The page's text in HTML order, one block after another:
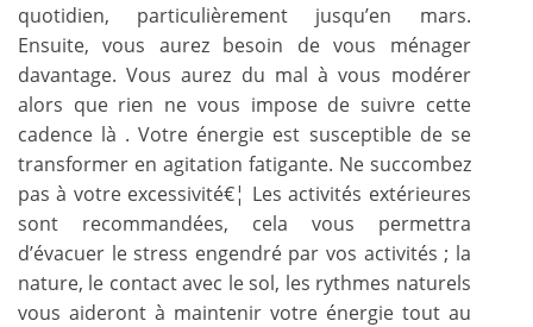
quotidien, particulièrement jusqu’en mars.
Ensuite, vous aurez besoin de vous ménager
davantage. Vous aurez du mal à vous modérer
alors que rien ne vous impose de suivre cette
cadence là . Votre énergie est susceptible de se
transformer en agitation fatigante. Ne succombez
pas à votre excessivité€¦ Les activités extérieures
sont recommandées, cela vous permettra
d’évacuer le stress engendré par vos activités ; la
nature, le contact avec le sol, les rythmes naturels
vous aideront à maintenir votre énergie tout au